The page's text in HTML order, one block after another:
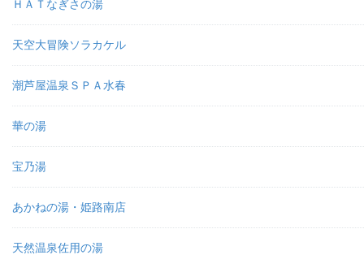
ＨＡＴなぎさの湯
天空大冒険ソラカケル
潮芦屋温泉ＳＰＡ水春
華の湯
宝乃湯
あかねの湯・姫路南店
天然温泉佐用の湯